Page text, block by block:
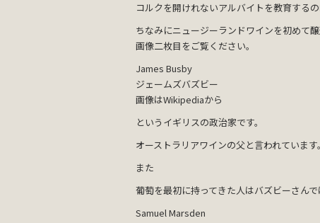
コルクを開けれないアルバイトを教育する
ちなみにニュージーランドワインを初めて
画像二枚目をご覧ください。
James Busby
ジェームズバズビー
画像はWikipediaから
というイギリスの政治家です。
オーストラリアワインの父と言われています。
また
葡萄を最初に持ってきた人はバズビーさんで
Samuel Marsden